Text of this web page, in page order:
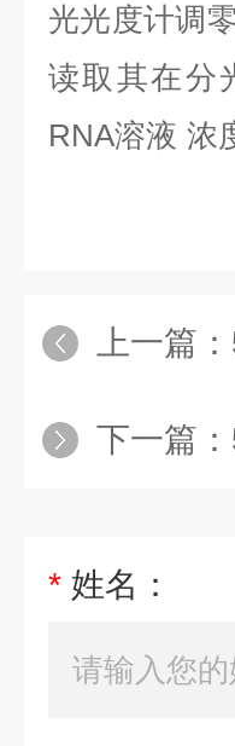
光光度计调
读取其在分
RNA溶液 浓
上一篇：
下一篇：
* 姓名：